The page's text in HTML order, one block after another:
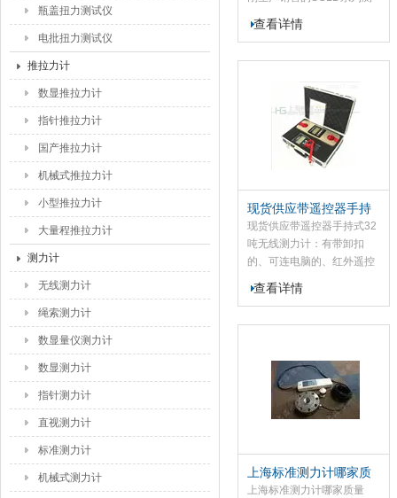
瓶盖扭力测试仪
电批扭力测试仪
推拉力计
数显推拉力计
指针推拉力计
国产推拉力计
机械式推拉力计
小型推拉力计
大量程推拉力计
测力计
无线测力计
绳索测力计
数显量仪测力计
数显测力计
指针测力计
直视测力计
标准测力计
机械式测力计
力计可配置USB接口，可与
计算机通讯，操作简便，可
等功能。主要用于航天、船
舶、计量校对所测产品精度
和稳定性有高要求时使用，
SGLD系列吊环孔规格尺寸
为20.5mm-135mm。
查看详情
现货供应带遥控器手持
式32吨无线测力计
现货供应带遥控器手持式32
吨无线测力计：有带卸扣
的、可连电脑的、红外遥控
的、带打印的、大屏幕的供
大家选购，我们的标准测力
测力仪可配置我公180仪
表，带USB接口
查看详情
上海标准测力计哪家质
量好
上海标准测力计哪家质量